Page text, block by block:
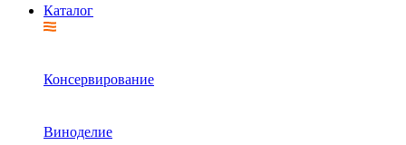
Каталог
Консервирование
Виноделие